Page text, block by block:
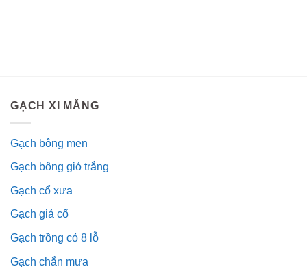
GẠCH XI MĂNG
Gạch bông men
Gạch bông gió trắng
Gạch cổ xưa
Gạch giả cổ
Gạch trồng cỏ 8 lỗ
Gạch chắn mưa